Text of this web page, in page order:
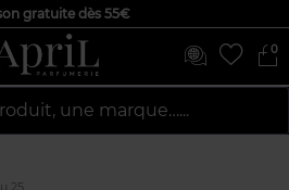
gratuite dès 55€
0
une marque…...
25